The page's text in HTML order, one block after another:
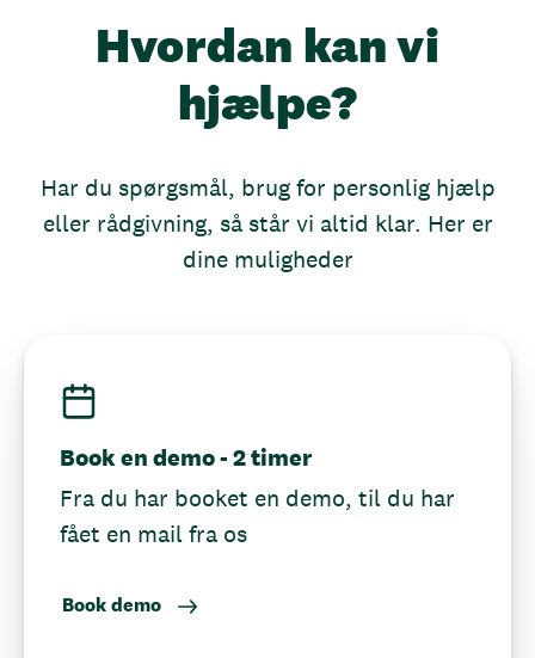
Hvordan kan vi
hjælpe?
Har du spørgsmål, brug for personlig hjælp
eller rådgivning, så står vi altid klar. Her er
dine muligheder
Book en demo - 2 timer
Fra du har booket en demo, til du har
fået en mail fra os
Book demo